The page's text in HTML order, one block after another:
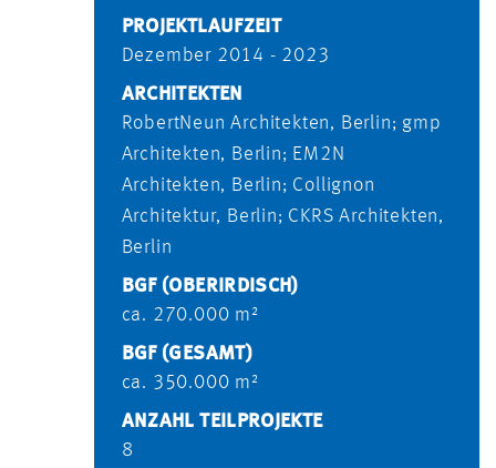
PROJEKTLAUFZEIT
Dezember 2014 - 2023
ARCHITEKTEN
RobertNeun Architekten, Berlin; gmp
Architekten, Berlin; EM2N
Architekten, Berlin; Collignon
Architektur, Berlin; CKRS Architekten,
Berlin
BGF (OBERIRDISCH)
ca. 270.000 m²
BGF (GESAMT)
ca. 350.000 m²
ANZAHL TEILPROJEKTE
8